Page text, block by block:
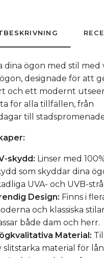
dina ögon med stil med
designade för att
och ett modernt
för alla tillfällen, från
till
skydd: Linser med
som skyddar dina
UVA- och UVB-
Design: Finns i
och klassiska
både dam och herr.
Material:
slitstarka material för